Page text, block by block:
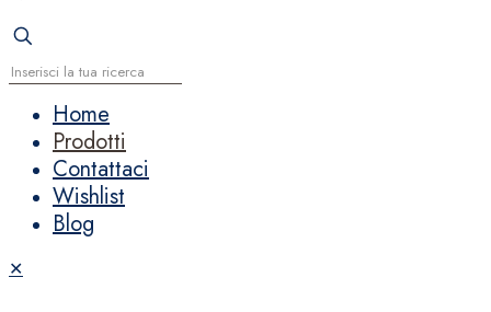
Home
Prodotti
Contattaci
Wishlist
Blog
✕